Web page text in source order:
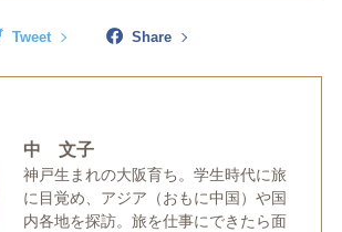
Tweet Share
中 文子
神戸生まれの大阪育ち。学生時代に旅
に目覚め、アジア（おもに中国）や国
内各地を探訪。旅を仕事にできたら面